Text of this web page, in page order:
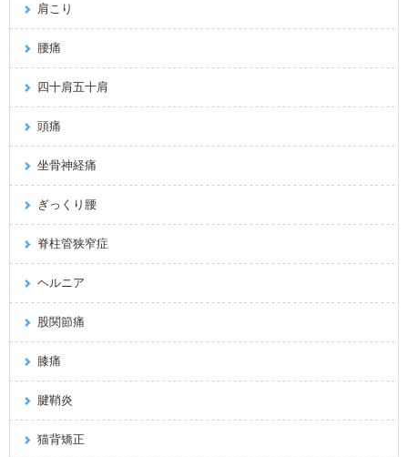
肩こり
腰痛
四十肩五十肩
頭痛
坐骨神経痛
ぎっくり腰
脊柱管狭窄症
ヘルニア
股関節痛
膝痛
腱鞘炎
猫背矯正